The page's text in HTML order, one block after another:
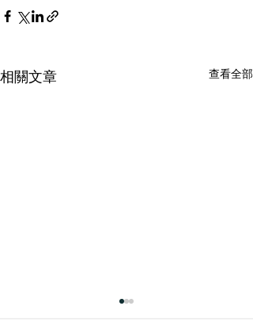
相關文章 查看全部